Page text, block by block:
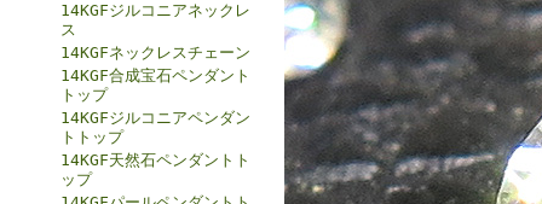
14KGFジルコニアネックレ
ス
14KGFネックレスチェーン
14KGF合成宝石ペンダント
トップ
14KGFジルコニアペンダン
トトップ
14KGF天然石ペンダントト
ップ